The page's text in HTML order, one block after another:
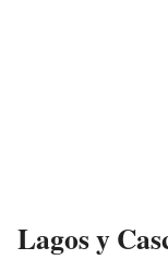
Lagos y